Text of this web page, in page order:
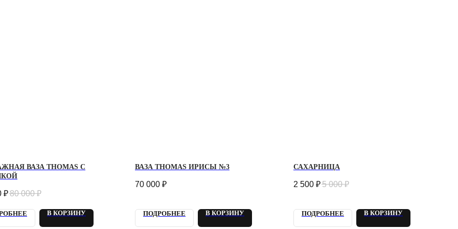
ВАЗА THOMAS С
₽80 000 ₽
В КОРЗИНУ
ВАЗА THOMAS ИРИСЫ №3
70 000 ₽
ПОДРОБНЕЕ В КОРЗИНУ
САХАРНИЦА
2 500 ₽5 000 ₽
ПОДРОБНЕЕ В КОРЗИНУ